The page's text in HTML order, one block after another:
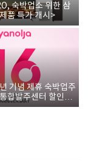
숙박업소 위한 삼
품 특가 개시>
기념 제휴 숙박업주
합발주센터 할인쿠